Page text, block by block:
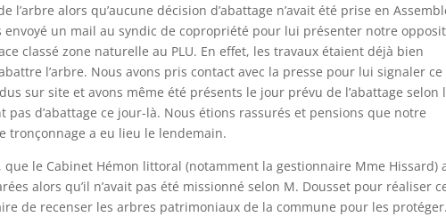
l’arbre alors qu’aucune décision d’abattage n’avait été prise en
envoyé un mail au syndic de copropriété pour lui présenter notre
classé zone naturelle au PLU. En effet, les travaux étaient déjà bien
l’arbre. Nous avons pris contact avec la presse pour lui signaler ce
sur site et avons même été présents le jour prévu de l’abattage selon
d’abattage ce jour-là. Nous étions rassurés et pensions que notre
tronçonnage a eu lieu le lendemain.
que le Cabinet Hémon littoral (notamment la gestionnaire Mme Hissard)
alors qu’il n’avait pas été missionné selon M. Dousset pour réaliser
de recenser les arbres patrimoniaux de la commune pour les